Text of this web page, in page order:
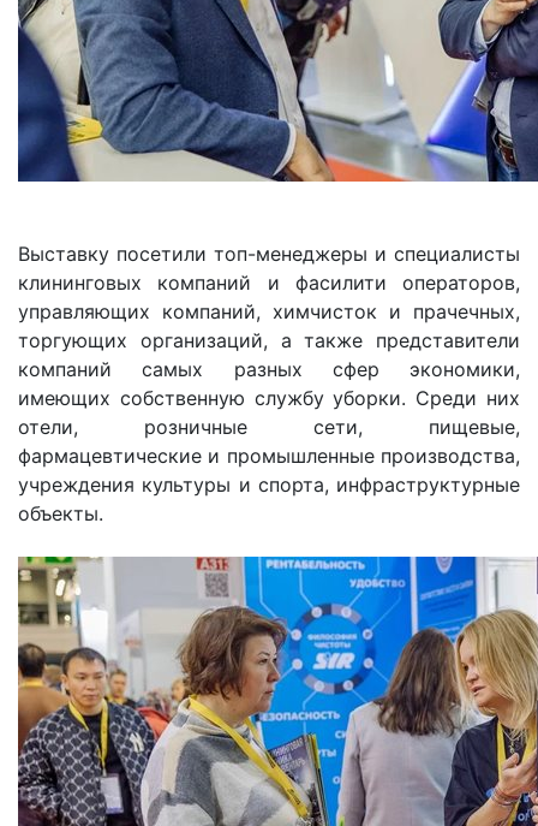
Выставку посетили топ-менеджеры и специалисты
клининговых компаний и фасилити операторов,
управляющих компаний, химчисток и прачечных,
торгующих организаций, а также представители
компаний самых разных сфер экономики,
имеющих собственную службу уборки. Среди них
отели, розничные сети, пищевые,
фармацевтические и промышленные производства,
учреждения культуры и спорта, инфраструктурные
объекты.